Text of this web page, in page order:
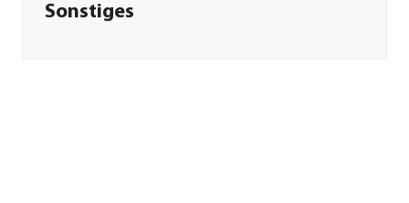
Sonstiges